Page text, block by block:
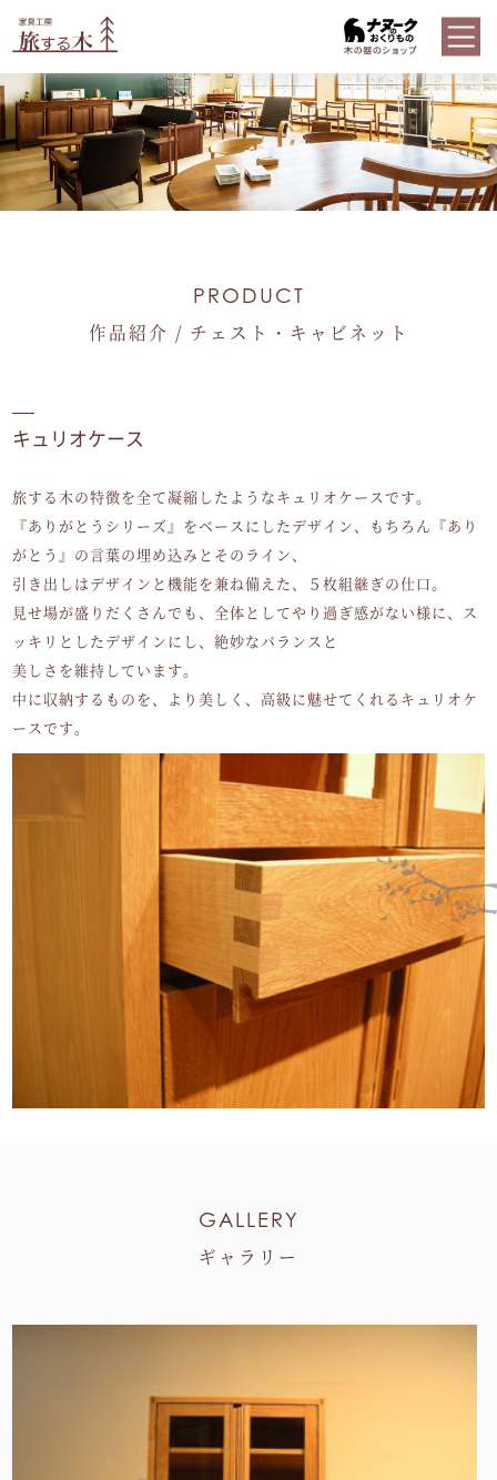
PRODUCT
作品紹介 / チェスト・キャビネット
キュリオケース
旅する木の特徴を全て凝縮したようなキュリオケースです。
『ありがとうシリーズ』をベースにしたデザイン、もちろん『あり
がとう』の言葉の埋め込みとそのライン、
引き出しはデザインと機能を兼ね備えた、５枚組継ぎの仕口。
見せ場が盛りだくさんでも、全体としてやり過ぎ感がない様に、ス
ッキリとしたデザインにし、絶妙なバランスと
美しさを維持しています。
中に収納するものを、より美しく、高級に魅せてくれるキュリオケ
ースです。
GALLERY
ギャラリー